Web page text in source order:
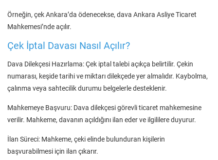
Örneğin, çek Ankara’da ödenecekse, dava Ankara Asliye Ticaret
Mahkemesi’nde açılır.
Çek İptal Davası Nasıl Açılır?
Dava Dilekçesi Hazırlama: Çek iptal talebi açıkça belirtilir. Çekin
numarası, keşide tarihi ve miktarı dilekçede yer almalıdır. Kaybolma,
çalınma veya sahtecilik durumu belgelerle desteklenir.
Mahkemeye Başvuru: Dava dilekçesi görevli ticaret mahkemesine
verilir. Mahkeme, davanın açıldığını ilan eder ve ilgililere duyurur.
İlan Süreci: Mahkeme, çeki elinde bulunduran kişilerin
başvurabilmesi için ilan çıkarır.